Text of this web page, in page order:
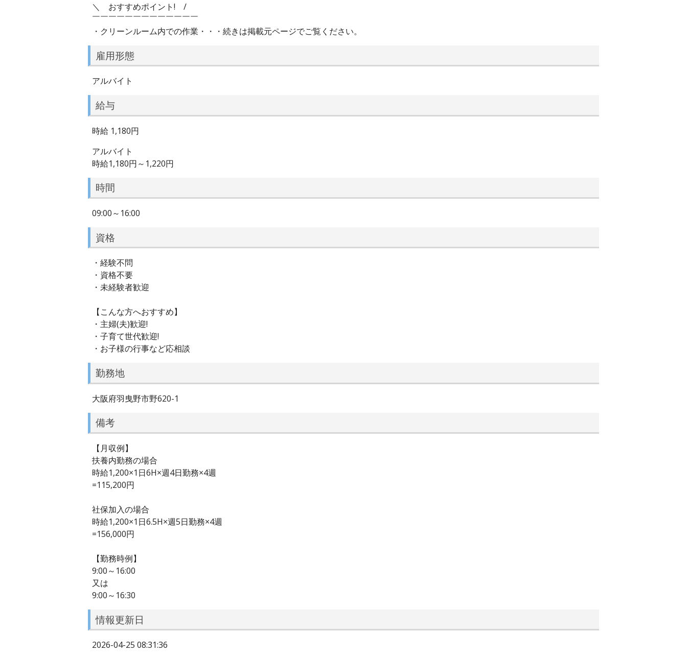
＼ おすすめポイント! /
￣￣￣￣￣￣￣￣￣￣￣￣￣
・クリーンルーム内での作業・・・続きは掲載元ページでご覧ください。
雇用形態
アルバイト
給与
時給 1,180円
アルバイト
時給1,180円～1,220円
時間
09:00～16:00
資格
・経験不問
・資格不要
・未経験者歓迎
【こんな方へおすすめ】
・主婦(夫)歓迎!
・子育て世代歓迎!
・お子様の行事など応相談
勤務地
大阪府羽曳野市野620-1
備考
【月収例】
扶養内勤務の場合
時給1,200×1日6H×週4日勤務×4週
=115,200円
社保加入の場合
時給1,200×1日6.5H×週5日勤務×4週
=156,000円
【勤務時例】
9:00～16:00
又は
9:00～16:30
情報更新日
2026-04-25 08:31:36